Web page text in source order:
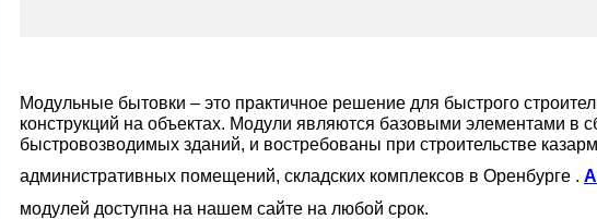
Модульные бытовки – это практичное решение для быстрого
конструкций на объектах. Модули являются базовыми элементами в
быстровозводимых зданий, и востребованы при строительстве
административных помещений, складских комплексов в Оренбурге .
модулей доступна на нашем сайте на любой срок.